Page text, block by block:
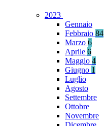
2023
Gennaio
Febbraio 84
Marzo 6
Aprile 6
Maggio 4
Giugno 1
Luglio
Agosto
Settembre
Ottobre
Novembre